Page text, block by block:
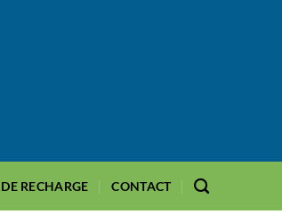
RECHARGE CONTACT